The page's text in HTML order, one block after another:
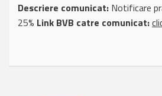
Descriere comunicat: Notificare
25% Link BVB catre comunicat: